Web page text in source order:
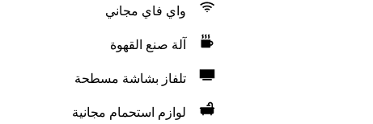
واي فاي مجاني
آلة صنع القهوة
تلفاز بشاشة مسطحة
لوازم استحمام مجانية